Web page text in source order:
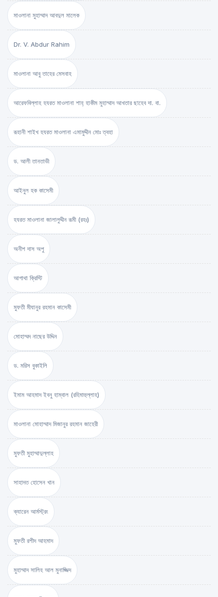
মাওলানা মুহাম্মাদ আবদুল মালেক
Dr. V. Abdur Rahim
মাওলানা আবু তাহের মেসবাহ
আরেফবিল্লাহ হযরত মাওলানা শাহ্ হাকীম মুহাম্মাদ আখতার ছাহেব দা. বা.
রূহানী শাইখ হযরত মাওলানা এমামুদ্দীন মোঃ ত্বহা
ড. আলী তানতাভী
আইনুল হক কাসেমী
হযরত মাওলানা জালালুদ্দীন রূমী (রহঃ)
অনীশ দাস অপু
আগাথা ক্রিস্টি
মুফতী মীযানুর রহমান কাসেমী
মোহাম্মদ নাছের উদ্দিন
ড. মরিস বুকাইলি
ইমাম আহমাদ ইবনু হাম্বাল (রহিমাহুল্লাহ)
মাওলানা মোহাম্মাদ মিজানুর রহমান জাহেরী
মুফতী মুহাম্মাদুল্লাহ
সাহাদত হোসেন খান
ক্যারেন আর্মস্ট্রং
মুফতী রশীদ আহমাদ
মুহাম্মাদ সালিহ আল মুনাজ্জিদ